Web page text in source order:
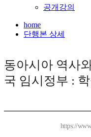
공개강의
home
단행본 상세
동아시아 역사
국 임시정부 :
https://